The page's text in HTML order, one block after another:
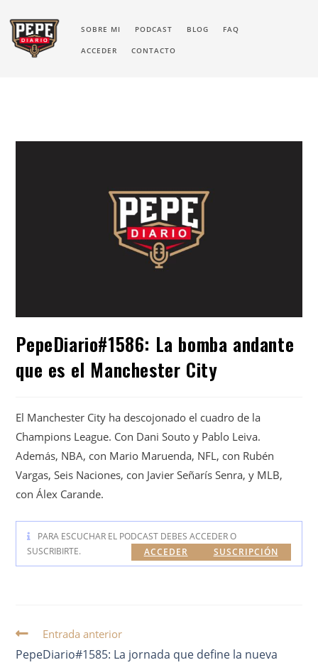
SOBRE MI PODCAST BLOG FAQ
ACCEDER CONTACTO
PepeDiario#1586: La bomba andante
que es el Manchester City
El Manchester City ha descojonado el cuadro de la
Champions League. Con Dani Souto y Pablo Leiva.
Además, NBA, con Mario Maruenda, NFL, con Rubén
Vargas, Seis Naciones, con Javier Señarís Senra, y MLB,
con Álex Carande.
PARA ESCUCHAR EL PODCAST DEBES ACCEDER O
SUSCRIBIRTE.
SUSCRIPCIÓN
ACCEDER
Entrada anterior
PepeDiario#1585: La jornada que define la nueva